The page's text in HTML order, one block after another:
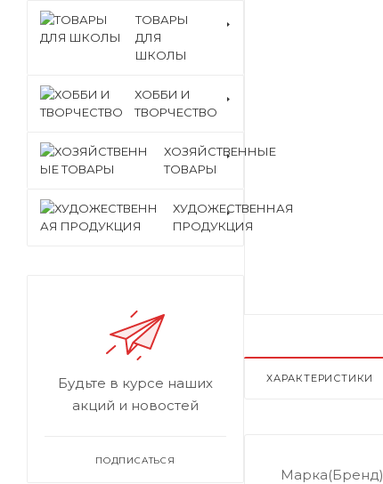
ХАРАКТЕРИСТИКИ
Марка(Бренд)
ТОВАРЫ
ДЛЯ
ШКОЛЫ
ХОББИ И
ТВОРЧЕСТВО
ХОЗЯЙСТВЕННЫЕ
ТОВАРЫ
ХУДОЖЕСТВЕННАЯ
ПРОДУКЦИЯ
Будьте в курсе наших
акций и новостей
ПОДПИСАТЬСЯ